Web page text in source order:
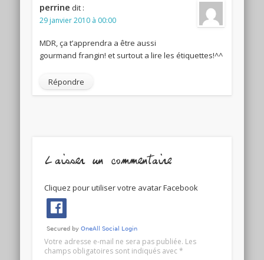
perrine dit :
29 janvier 2010 à 00:00
MDR, ça t’apprendra a être aussi
gourmand frangin! et surtout a lire les étiquettes!^^
Répondre
Laisser un commentaire
Cliquez pour utiliser votre avatar Facebook
Votre adresse e-mail ne sera pas publiée. Les
champs obligatoires sont indiqués avec*